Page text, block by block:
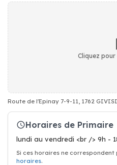
Cliquez
Route de l'Epinay 7-9-11, 1762
Horaires de Primaire
lundi au vendredi <br /> 9h -
Si ces horaires ne correspondent
horaires.